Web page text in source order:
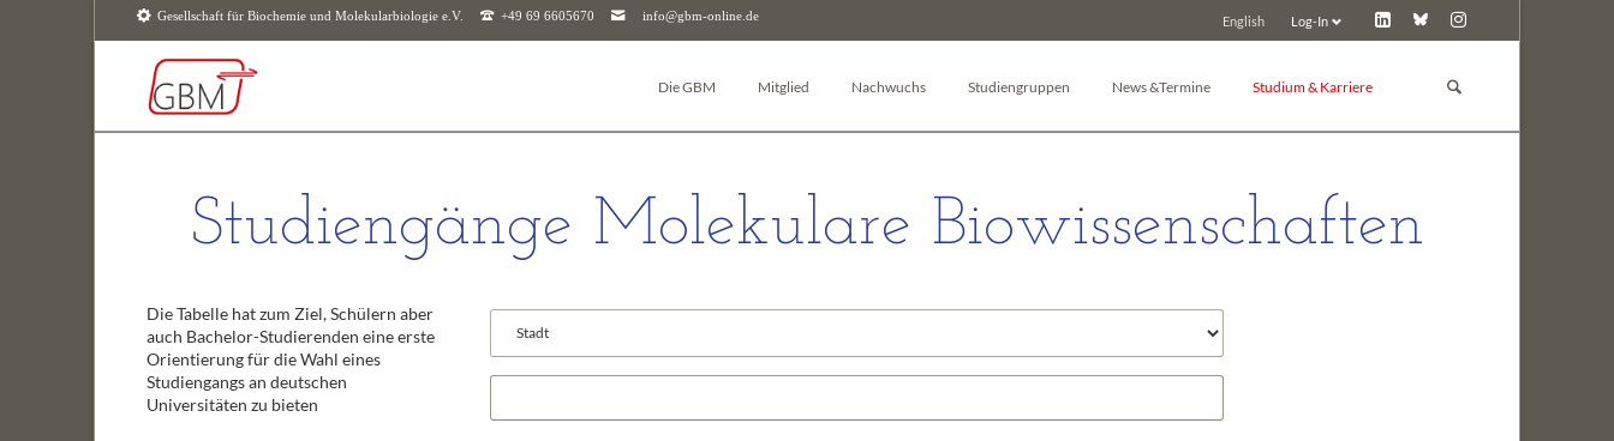
Gesellschaft für Biochemie und Molekularbiologie e.V. +49 69 6605670 info@gbm-online.de Log-In
English
überspringen
Die GBM
Studiengruppen
GBM Young Investigators
Kontaktpersonen
Mitglied
Mitgliederjournal
Nachwuchs
Young Investigators
Studiengruppen
Pharmakologie und Toxikologie
Biophysikalische Chemie
Glykobiologie
News &Termine
Pressemitteilungen
Studium & Karriere
Post-Docs & Jungwissenschaftler
SUCHEN
Studiengänge Molekulare Biowissenschaften
Die Tabelle hat zum Ziel, Schülern aber
auch Bachelor-Studierenden eine erste
Orientierung für die Wahl eines
Studiengangs an deutschen
Universitäten zu bieten
Felder